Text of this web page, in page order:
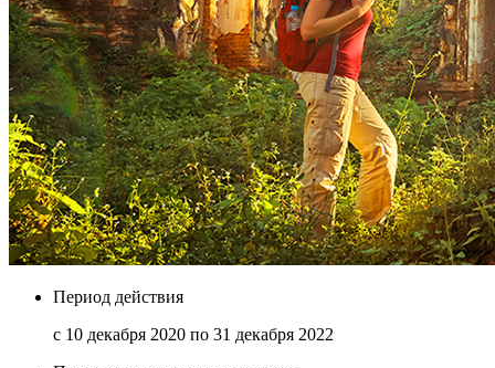
Период действия
с 10 декабря 2020 по 31 декабря 2022